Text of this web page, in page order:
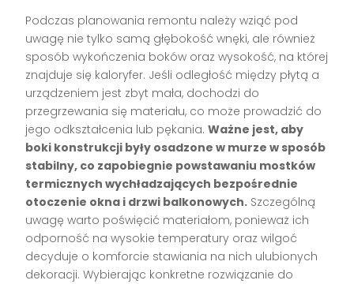
Podczas planowania remontu należy wziąć pod
uwagę nie tylko samą głębokość wnęki, ale również
sposób wykończenia boków oraz wysokość, na której
znajduje się kaloryfer. Jeśli odległość między płytą a
urządzeniem jest zbyt mała, dochodzi do
przegrzewania się materiału, co może prowadzić do
jego odkształcenia lub pękania.Ważne jest, aby
boki konstrukcji były osadzone w murze w sposób
stabilny, co zapobiegnie powstawaniu mostków
termicznych wychładzających bezpośrednie
otoczenie okna i drzwi balkonowych. Szczególną
uwagę warto poświęcić materiałom, ponieważ ich
odporność na wysokie temperatury oraz wilgoć
decyduje o komforcie stawiania na nich ulubionych
dekoracji. Wybierając konkretne rozwiązanie do